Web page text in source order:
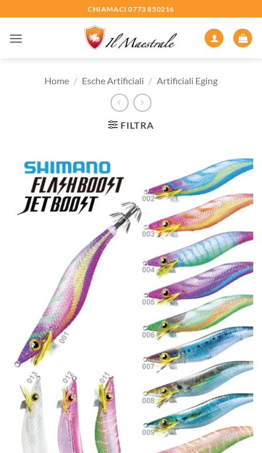
ai
contenuti
CHIAMACI 0773 850216
Home / Esche Artificiali / Artificiali Eging
FILTRA